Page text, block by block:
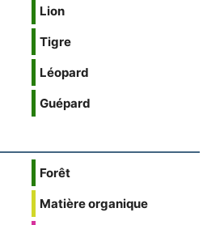
Lion
Tigre
Léopard
Guépard
Forêt
Matière organique